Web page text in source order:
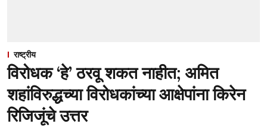
राष्ट्रीय
विरोधक ‘हे’ ठरवू शकत नाहीत; अमित
शहांविरुद्धच्या विरोधकांच्या आक्षेपांना किरेन
रिजिजूंचे उत्तर